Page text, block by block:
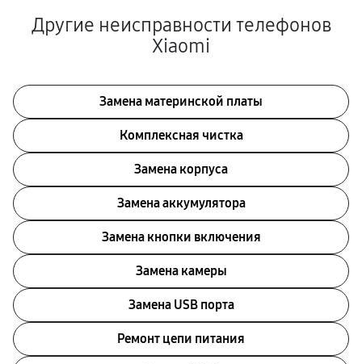
Другие неисправности телефонов
Xiaomi
Замена материнской платы
Комплексная чистка
Замена корпуса
Замена аккумулятора
Замена кнопки включения
Замена камеры
Замена USB порта
Ремонт цепи питания